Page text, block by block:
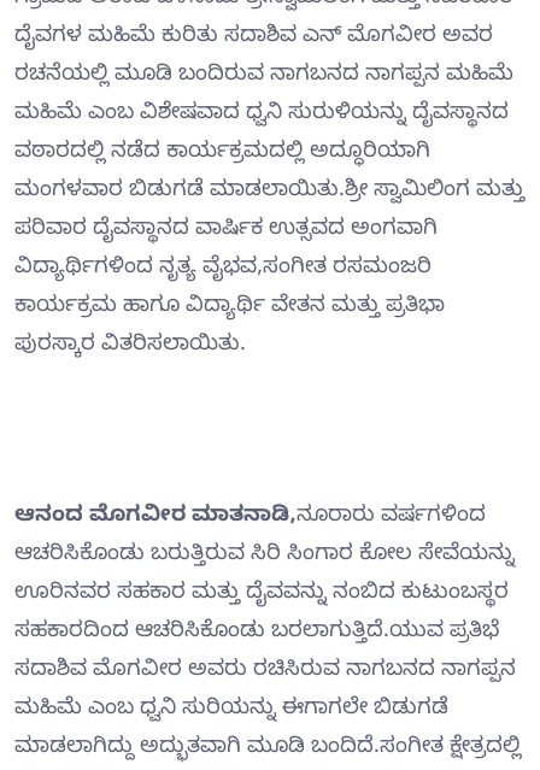
ದೈವಗಳ ಮಹಿಮೆ ಕುರಿತು ಸದಾಶಿವ ಎನ್ ಮೊಗವೀರ ಅವರ
ರಚನೆಯಲ್ಲಿ ಮೂಡಿ ಬಂದಿರುವ ನಾಗಬನದ ನಾಗಪ್ಪನ ಮಹಿಮೆ
ಮಹಿಮೆ ಎಂಬ ವಿಶೇಷವಾದ ಧ್ವನಿ ಸುರುಳಿಯನ್ನು ದೈವಸ್ಥಾನದ
ವಠಾರದಲ್ಲಿ ನಡೆದ ಕಾರ್ಯಕ್ರಮದಲ್ಲಿ ಅದ್ಧೂರಿಯಾಗಿ
ಮಂಗಳವಾರ ಬಿಡುಗಡೆ ಮಾಡಲಾಯಿತು.ಶ್ರೀ ಸ್ವಾಮಿಲಿಂಗ ಮತ್ತು
ಪರಿವಾರ ದೈವಸ್ಥಾನದ ವಾರ್ಷಿಕ ಉತ್ಸವದ ಅಂಗವಾಗಿ
ವಿದ್ಯಾರ್ಥಿಗಳಿಂದ ನೃತ್ಯ ವೈಭವ,ಸಂಗೀತ ರಸಮಂಜರಿ
ಕಾರ್ಯಕ್ರಮ ಹಾಗೂ ವಿದ್ಯಾರ್ಥಿ ವೇತನ ಮತ್ತು ಪ್ರತಿಭಾ
ಪುರಸ್ಕಾರ ವಿತರಿಸಲಾಯಿತು.
ಆನಂದ ಮೊಗವೀರ ಮಾತನಾಡಿ,ನೂರಾರು ವರ್ಷಗಳಿಂದ
ಆಚರಿಸಿಕೊಂಡು ಬರುತ್ತಿರುವ ಸಿರಿ ಸಿಂಗಾರ ಕೋಲ ಸೇವೆಯನ್ನು
ಊರಿನವರ ಸಹಕಾರ ಮತ್ತು ದೈವವನ್ನು ನಂಬಿದ ಕುಟುಂಬಸ್ಥರ
ಸಹಕಾರದಿಂದ ಆಚರಿಸಿಕೊಂಡು ಬರಲಾಗುತ್ತಿದೆ.ಯುವ ಪ್ರತಿಭೆ
ಸದಾಶಿವ ಮೊಗವೀರ ಅವರು ರಚಿಸಿರುವ ನಾಗಬನದ ನಾಗಪ್ಪನ
ಮಹಿಮೆ ಎಂಬ ಧ್ವನಿ ಸುರಿಯನ್ನು ಈಗಾಗಲೇ ಬಿಡುಗಡೆ
ಮಾಡಲಾಗಿದ್ದು ಅದ್ಭುತವಾಗಿ ಮೂಡಿ ಬಂದಿದೆ.ಸಂಗೀತ ಕ್ಷೇತ್ರದಲ್ಲಿ